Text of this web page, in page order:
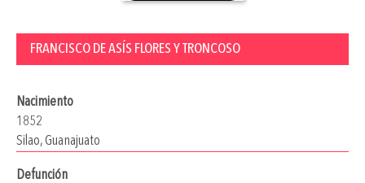
FRANCISCO DE ASÍS FLORES Y TRONCOSO
Nacimiento
1852
Silao, Guanajuato
Defunción